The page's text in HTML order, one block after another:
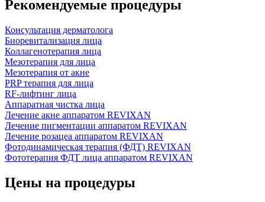
Рекомендуемые процедуры
Консультация дерматолога
Биоревитализация лица
Коллагенотерапия лица
Мезотерапия для лица
Мезотерапия от акне
PRP терапия для лица
RF-лифтинг лица
Аппаратная чистка лица
Лечение акне аппаратом REVIXAN
Лечение пигментации аппаратом REVIXAN
Лечение розацеа аппаратом REVIXAN
Фотодинамическая терапия (ФДТ) REVIXAN
Фототерапия ФДТ лица аппаратом REVIXAN
Цены на процедуры